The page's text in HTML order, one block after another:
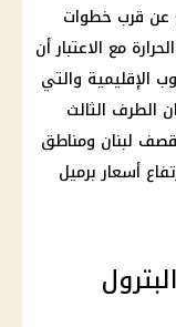
عن قرب خطوات
مع الاعتبار أن
الإقليمية والتي
الطرف الثالث
لبنان ومناطق
أسعار برميل